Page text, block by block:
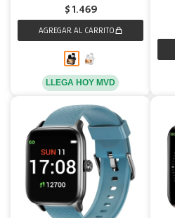
$ 1.469
LLEGA HOY MVD